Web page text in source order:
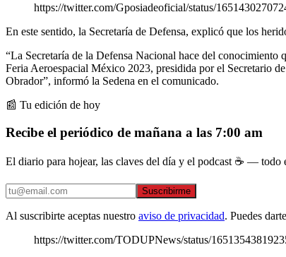
https://twitter.com/Gposiadeoficial/status/
En este sentido, la Secretaría de Defensa, explicó que los
“La Secretaría de la Defensa Nacional hace del
Feria Aeroespacial México 2023, presidida por el Secretario
Obrador”, informó la Sedena en el comunicado.
📰 Tu edición de hoy
Recibe el periódico de mañana a las 7:00 am
El diario para hojear, las claves del día y el podcast ☕ —
Suscribirme
Al suscribirte aceptas nuestro aviso de privacidad. Puedes
https://twitter.com/TODUPNews/status/